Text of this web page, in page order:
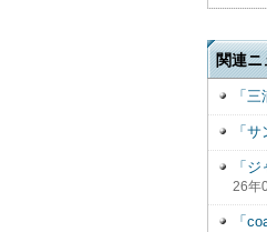
関連
「
「
「
26年
「